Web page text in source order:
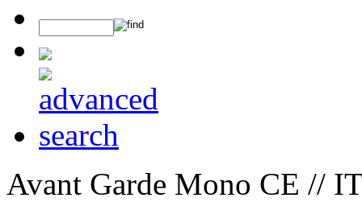
Avant Garde Mono CE //